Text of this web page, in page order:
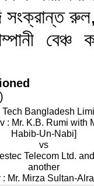
সংক্রান্ত
Tech Bangladesh
: Mr. K.B. Rumi with
Habib-Un-Nabi]
vs
Telecom Ltd. and
another
: Mr. Mirza Sultan-